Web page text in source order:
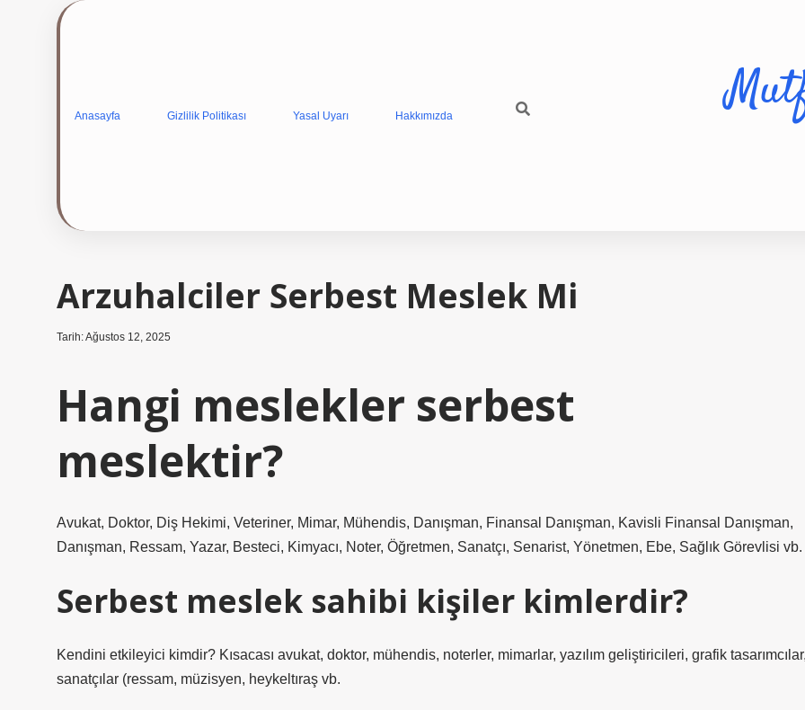
Anasayfa Gizlilik Politikası Yasal Uyarı Hakkımızda
Arzuhalciler Serbest Meslek Mi
Tarih: Ağustos 12, 2025
Hangi meslekler serbest
meslektir?
Avukat, Doktor, Diş Hekimi, Veteriner, Mimar, Mühendis, Danışman, Finansal Danışman, Kavisli Finansal Danışman,
Danışman, Ressam, Yazar, Besteci, Kimyacı, Noter, Öğretmen, Sanatçı, Senarist, Yönetmen, Ebe, Sağlık Görevlisi vb.
Serbest meslek sahibi kişiler kimlerdir?
Kendini etkileyici kimdir? Kısacası avukat, doktor, mühendis, noterler, mimarlar, yazılım geliştiricileri, grafik
sanatçılar (ressam, müzisyen, heykeltıraş vb.